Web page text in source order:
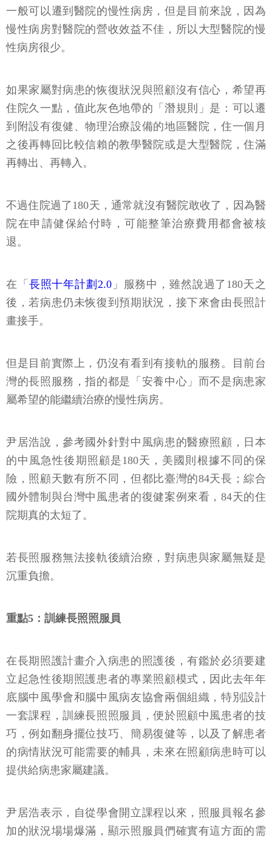
一般可以遷到醫院的慢性病房，但是目前來說，因為
慢性病房對醫院的營收效益不佳，所以大型醫院的慢
性病房很少。
如果家屬對病患的恢復狀況與照顧沒有信心，希望再
住院久一點，值此灰色地帶的「潛規則」是：可以遷
到附設有復健、物理治療設備的地區醫院，住一個月
之後再轉回比較信賴的教學醫院或是大型醫院，住滿
再轉出、再轉入。
不過住院過了180天，通常就沒有醫院敢收了，因為醫
院在申請健保給付時，可能整筆治療費用都會被核
退。
在「 長照十年計劃2.0」服務中，雖然說過了180天之
後，若病患仍未恢復到預期狀況，接下來會由長照計
畫接手。
但是目前實際上，仍沒有看到有接軌的服務。目前台
灣的長照服務，指的都是「安養中心」而不是病患家
屬希望的能繼續治療的慢性病房。
尹居浩說，參考國外針對中風病患的醫療照顧，日本
的中風急性後期照顧是180天，美國則根據不同的保
險，照顧天數有所不同，但都比臺灣的84天長；綜合
國外體制與台灣中風患者的復健案例來看，84天的住
院期真的太短了。
若長照服務無法接軌後續治療，對病患與家屬無疑是
沉重負擔。
重點5：訓練長照照服員
在長期照護計畫介入病患的照護後，有鑑於必須要建
立起急性後期照護患者的專業照顧模式，因此去年年
底腦中風學會和腦中風病友協會兩個組織，特別設計
一套課程，訓練長照照服員，便於照顧中風患者的技
巧，例如翻身擺位技巧、簡易復健等，以及了解患者
的病情狀況可能需要的輔具，未來在照顧病患時可以
提供給病患家屬建議。
尹居浩表示，自從學會開立課程以來，照服員報名參
加的狀況場場爆滿，顯示照服員們確實有這方面的需